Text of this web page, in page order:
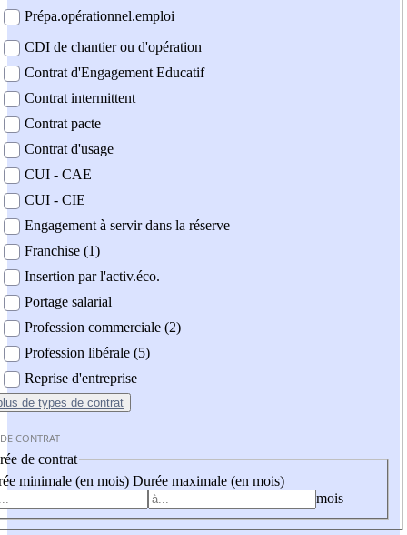
Prépa.opérationnel.emploi
CDI de chantier ou d'opération
Contrat d'Engagement Educatif
Contrat intermittent
Contrat pacte
Contrat d'usage
CUI - CAE
CUI - CIE
Engagement à servir dans la réserve
Franchise (1)
Insertion par l'activ.éco.
Portage salarial
Profession commerciale (2)
Profession libérale (5)
Reprise d'entreprise
de types de contrat
CONTRAT
de contrat
minimale (en mois) Durée maximale (en mois)
mois